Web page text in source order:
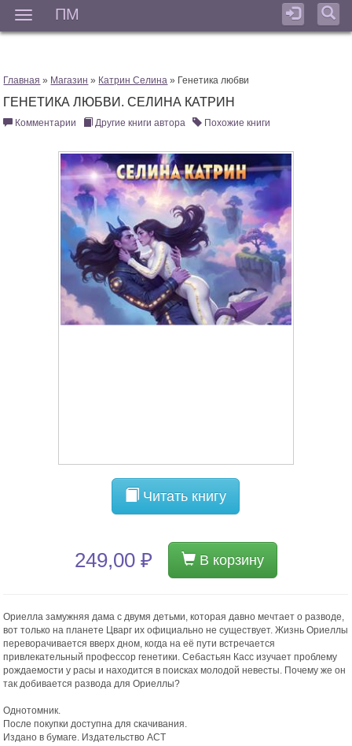
ПМ
Главная » Магазин » Катрин Селина » Генетика любви
ГЕНЕТИКА ЛЮБВИ. СЕЛИНА КАТРИН
Комментарии Другие книги автора Похожие книги
Читать книгу
249,00 ₽ В корзину
Ориелла замужняя дама с двумя детьми, которая давно мечтает о разводе,
вот только на планете Цварг их официально не существует. Жизнь Ориеллы
переворачивается вверх дном, когда на её пути встречается
привлекательный профессор генетики. Себастьян Касс изучает проблему
рождаемости у расы и находится в поисках молодой невесты. Почему же он
так добивается развода для Ориеллы?
Однотомник.
После покупки доступна для скачивания.
Издано в бумаге. Издательство АСТ